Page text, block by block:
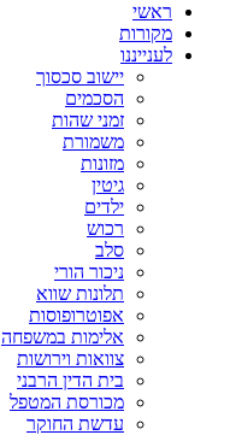
ראשי
מקורות
לענייננו
יישוב סכסוך
הסכמים
זמני שהות
משמורת
מזונות
גיטין
ילדים
רכוש
סלב
ניכור הורי
תלונות שווא
אפוטרופוסות
אלימות במשפחה
צוואות וירושות
בית הדין הרבני
מכורסת המטפל
עדשת החוקר